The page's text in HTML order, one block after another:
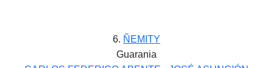
6. ÑEMITY
Guarania